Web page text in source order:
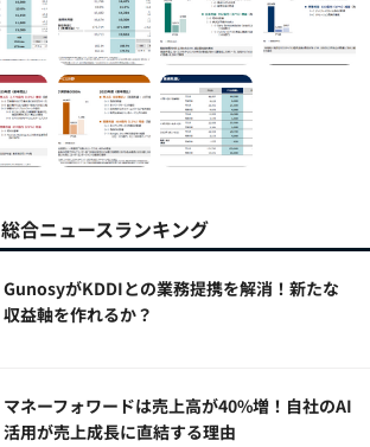
総合ニュースランキング
GunosyがKDDIとの業務提携を解消！新たな
収益軸を作れるか？
マネーフォワードは売上高が40%増！自社のAI
活用が売上成長に直結する理由